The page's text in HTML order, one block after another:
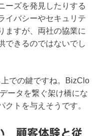
ーズを発見したりする
イバシーやセキュリテ
ますが、両社の協業に
できるのではないでし
での鍵ですね。BizClo
ータを繋ぐ架け橋にな
トを与えそうです。